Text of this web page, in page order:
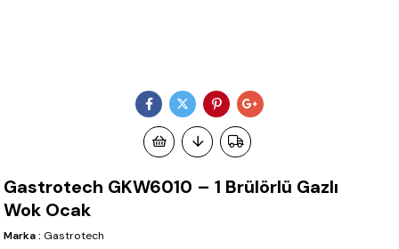
Gastrotech GKW6010 – 1 Brülörlü Gazlı
Wok Ocak
Marka : Gastrotech